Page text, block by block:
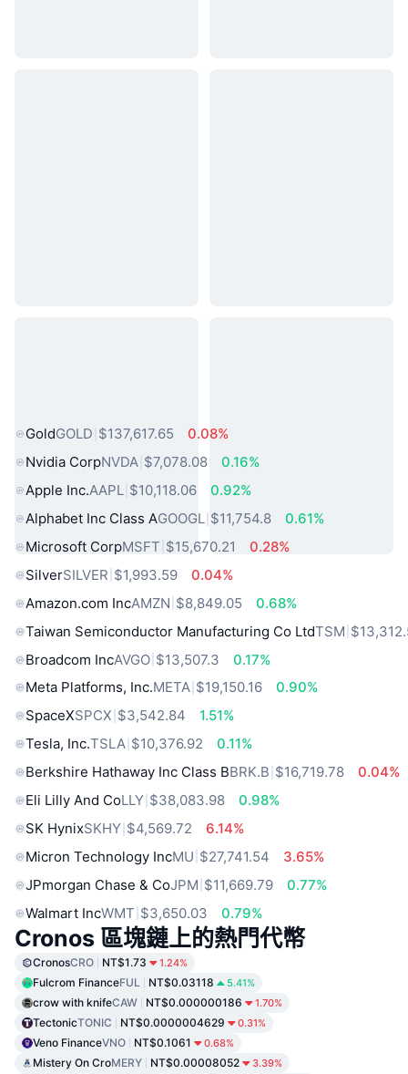
GoldGOLD $137,617.65
0.08%
Nvidia CorpNVDA $7,078.08
0.16%
Apple Inc.AAPL $10,118.06
0.92%
Alphabet Inc Class AGOOGL $11,754.8
0.61%
Microsoft CorpMSFT $15,670.21
0.28%
SilverSILVER $1,993.59
0.04%
Amazon.com IncAMZN $8,849.05
0.68%
Taiwan Semiconductor Manufacturing Co LtdTSM
Broadcom IncAVGO $13,507.3
0.17%
Meta Platforms, Inc.META $19,150.16
0.90%
SpaceXSPCX $3,542.84
1.51%
Tesla, Inc.TSLA $10,376.92
0.11%
Berkshire Hathaway Inc Class BBRK.B $16,719.78
0.04%
Eli Lilly And CoLLY $38,083.98
0.98%
SK HynixSKHY $4,569.72
6.14%
Micron Technology IncMU $27,741.54
3.65%
JPmorgan Chase & CoJPM $11,669.79
0.77%
Walmart IncWMT $3,650.03 0.79%
Cronos 區塊鏈上的熱門代幣
CronosCRO NT$1.73 1.24%
Fulcrom FinanceFUL NT$0.03118 5.41%
crow with knifeCAW NT$0.000000186 1.70%
TectonicTONIC NT$0.0000004629 0.31%
Veno FinanceVNO NT$0.1061 0.68%
Mistery On CroMERY NT$0.00008052 3.39%